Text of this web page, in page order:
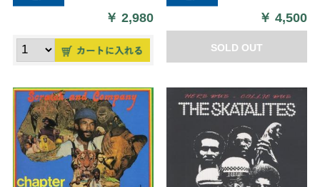
￥2,980 ￥4,500
SOLD OUT